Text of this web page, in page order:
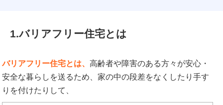
1.バリアフリー住宅とは
バリアフリー住宅とは、 高齢者や障害のある方々が安心・
安全な暮らしを送るため、家の中の段差をなくしたり手す
りを付けたりして、